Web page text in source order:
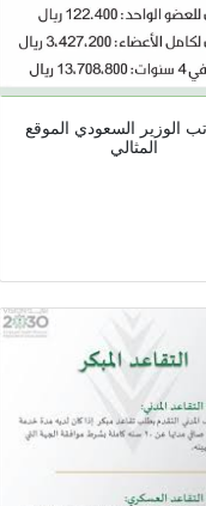
الوزير السعودي الموقع
المثالي